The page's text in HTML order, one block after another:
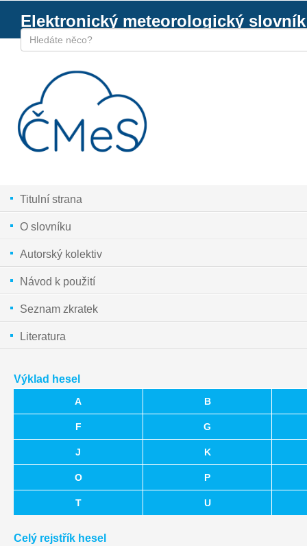
Elektronický meteorologický slovník
Titulní strana
O slovníku
Autorský kolektiv
Návod k použití
Seznam zkratek
Literatura
Výklad hesel
A B
F G
J K
O P
T U
Celý rejstřík hesel